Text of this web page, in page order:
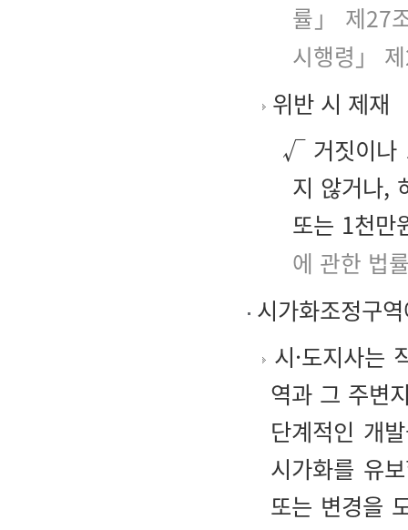
률」 제27
시행령」
위반 시 제재
√ 거짓이나
지 않거나,
또는 1천만
에 관한 법
시가화조정구
시·도지사는
역과 그 주변
단계적인 개
시가화를 유
또는 변경을